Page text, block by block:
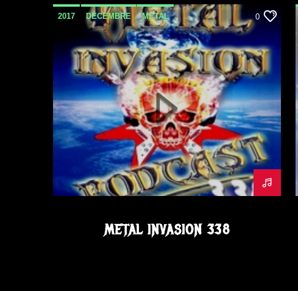
2017 DÉCEMBRE METAL
METAL INVASION PODCAST
METALINVASION PODCAST
0
METAL INVASION 338